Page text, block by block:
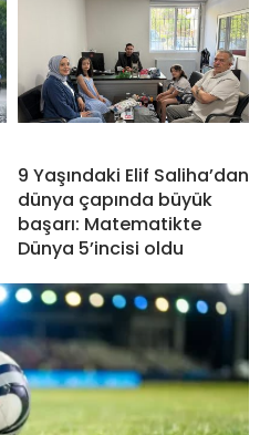
9 Yaşındaki Elif Saliha’dan
dünya çapında büyük
başarı: Matematikte
Dünya 5’incisi oldu